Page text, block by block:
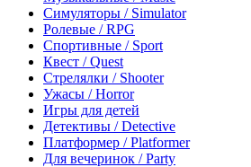
Симуляторы / Simulator
Ролевые / RPG
Спортивные / Sport
Квест / Quest
Стрелялки / Shooter
Ужасы / Horror
Игры для детей
Детективы / Detective
Платформер / Platformer
Для вечеринок / Party